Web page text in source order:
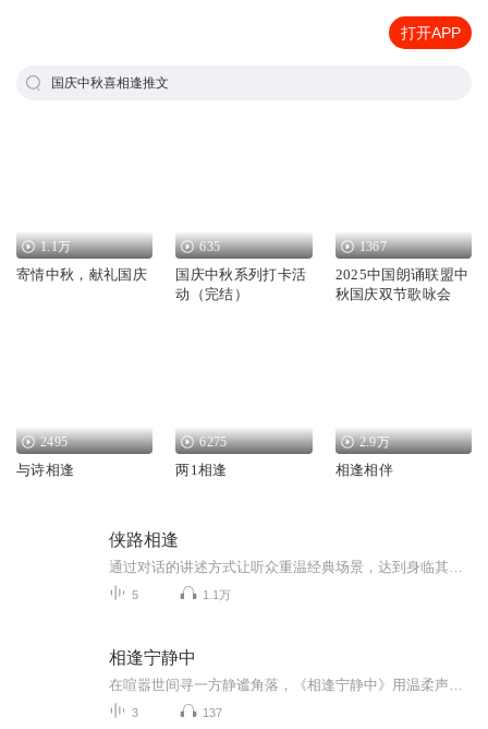
打开APP
国庆中秋喜相逢推文
1.1万
寄情中秋，献礼国庆
635
国庆中秋系列打卡活
动（完结）
1367
2025中国朗诵联盟中
秋国庆双节歌咏会
2495
与诗相逢
6275
两1相逢
2.9万
相逢相伴
侠路相逢
5 1.1万
相逢宁静中
3 137